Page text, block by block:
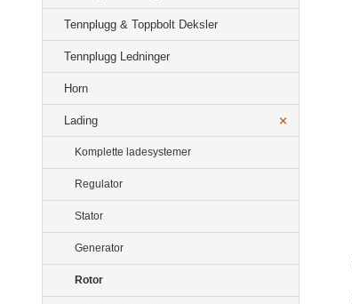
Tennplugg & Toppbolt Deksler
Tennplugg Ledninger
Horn
Lading
Komplette ladesystemer
Regulator
Stator
Generator
Rotor